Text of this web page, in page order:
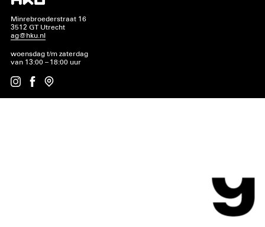
Minrebroederstraat 16
3512 GT Utrecht
ag@hku.nl
woensdag t/m zaterdag
van 13:00 – 18:00 uur